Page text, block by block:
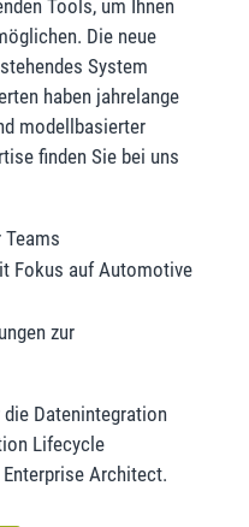
Tools, um Ihnen
Die neue
System
haben jahrelange
modellbasierter
finden Sie bei uns
Fokus auf Automotive
zur
Datenintegration
Lifecycle
Architect.